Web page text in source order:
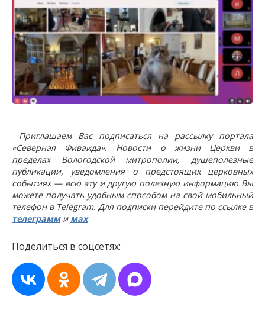
Приглашаем Вас подписаться на рассылку портала
«Северная Фиваида». Новости о жизни Церкви в
пределах Вологодской митрополии, душеполезные
публикации, уведомления о предстоящих церковных
событиях — всю эту и другую полезную информацию Вы
можете получать удобным способом на свой мобильный
телефон в Telegram. Для подписки перейдите по ссылке в
телеграмми мах
Поделиться в соцсетях: